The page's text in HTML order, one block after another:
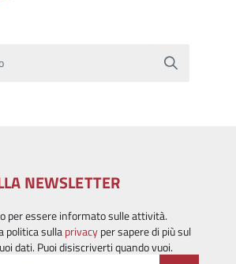
NEWSLETTER
per essere informato sulle attività.
politica sullaprivacyper sapere di più sul
dati. Puoi disiscriverti quando vuoi.